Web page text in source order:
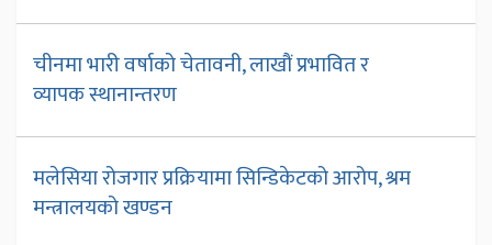
चीनमा भारी वर्षाको चेतावनी, लाखौं प्रभावित र
व्यापक स्थानान्तरण
मलेसिया रोजगार प्रक्रियामा सिन्डिकेटको आरोप, श्रम
मन्त्रालयको खण्डन